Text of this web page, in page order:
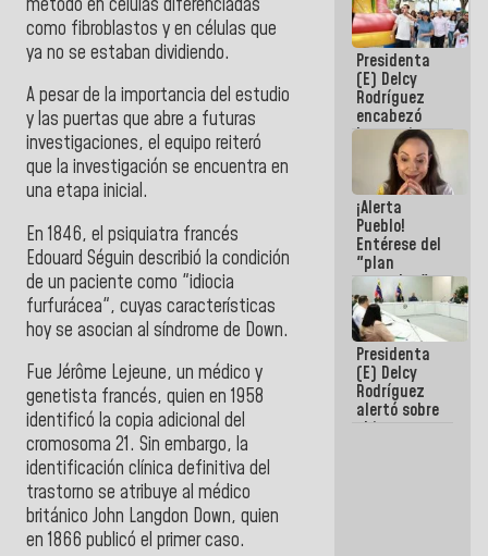
como fibroblastos y en células que
ya no se estaban dividiendo.
A pesar de la importancia del estudio
y las puertas que abre a futuras
investigaciones, el equipo reiteró
que la investigación se encuentra en
una etapa inicial.
En 1846, el psiquiatra francés
Edouard Séguin describió la condición
de un paciente como "idiocia
furfurácea", cuyas características
hoy se asocian al síndrome de Down.
Fue Jérôme Lejeune, un médico y
genetista francés, quien en 1958
identificó la copia adicional del
cromosoma 21. Sin embargo, la
identificación clínica definitiva del
trastorno se atribuye al médico
británico John Langdon Down, quien
en 1866 publicó el primer caso.
escribir
hazlo hoy
por que no
sabemos si
la semana
que viene
hay
programa
Presidenta
(E) Delcy
Rodríguez
encabezó
lanzamiento
del Plan
Nacional de
Recreación
Vacacional
¡Alerta
Pueblo!
Entérese del
"plan
enjambre"
de La Sayo
para
sabotear el
diálogo y
promover el
caos
Presidenta
(E) Delcy
Rodríguez
alertó sobre
el impacto